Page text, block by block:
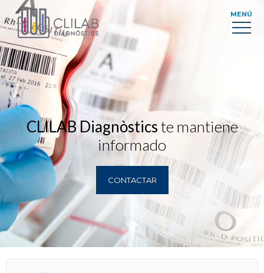
MENÚ
CLILAB Diagnòsticste mantiene
informado
CONTACTAR